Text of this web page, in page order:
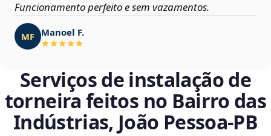
Funcionamento perfeito e sem vazamentos.
MF Manoel F.
Serviços de instalação de
torneira feitos no Bairro das
Indústrias, João Pessoa‑PB